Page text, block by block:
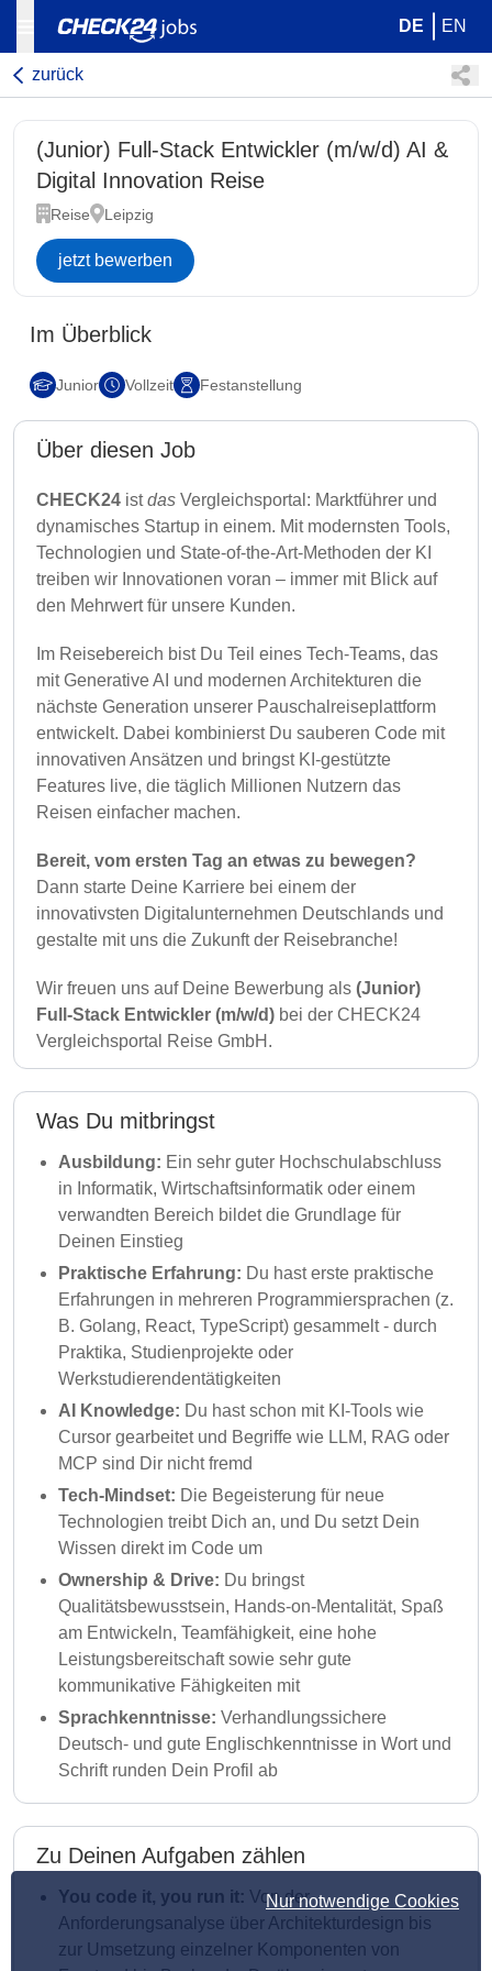
Nur notwendige Cookies
DE EN
zurück
(Junior) Full-Stack Entwickler (m/w/d) AI &
Digital Innovation Reise
Reise Leipzig
jetzt bewerben
Im Überblick
Junior Vollzeit Festanstellung
Über diesen Job
CHECK24 istdas Vergleichsportal: Marktführer und
dynamisches Startup in einem. Mit modernsten Tools,
Technologien und State-of-the-Art-Methoden der KI
treiben wir Innovationen voran – immer mit Blick auf
den Mehrwert für unsere Kunden.
Im Reisebereich bist Du Teil eines Tech-Teams, das
mit Generative AI und modernen Architekturen die
nächste Generation unserer Pauschalreiseplattform
entwickelt. Dabei kombinierst Du sauberen Code mit
innovativen Ansätzen und bringst KI-gestützte
Features live, die täglich Millionen Nutzern das
Reisen einfacher machen.
Bereit, vom ersten Tag an etwas zu bewegen?
Dann starte Deine Karriere bei einem der
innovativsten Digitalunternehmen Deutschlands und
gestalte mit uns die Zukunft der Reisebranche!
Wir freuen uns auf Deine Bewerbung als (Junior)
Full-Stack Entwickler (m/w/d) bei der CHECK24
Vergleichsportal Reise GmbH.
Was Du mitbringst
Ausbildung: Ein sehr guter Hochschulabschluss
in Informatik, Wirtschaftsinformatik oder einem
verwandten Bereich bildet die Grundlage für
Deinen Einstieg
Praktische Erfahrung: Du hast erste praktische
Erfahrungen in mehreren Programmiersprachen (z.
B. Golang, React, TypeScript) gesammelt - durch
Praktika, Studienprojekte oder
Werkstudierendentätigkeiten
AI Knowledge: Du hast schon mit KI-Tools wie
Cursor gearbeitet und Begriffe wie LLM, RAG oder
MCP sind Dir nicht fremd
Tech-Mindset: Die Begeisterung für neue
Technologien treibt Dich an, und Du setzt Dein
Wissen direkt im Code um
Ownership & Drive: Du bringst
Qualitätsbewusstsein, Hands-on-Mentalität, Spaß
am Entwickeln, Teamfähigkeit, eine hohe
Leistungsbereitschaft sowie sehr gute
kommunikative Fähigkeiten mit
Sprachkenntnisse: Verhandlungssichere
Deutsch- und gute Englischkenntnisse in Wort und
Schrift runden Dein Profil ab
Zu Deinen Aufgaben zählen
You code it, you run it: Von der
Anforderungsanalyse über Architekturdesign bis
zur Umsetzung einzelner Komponenten von